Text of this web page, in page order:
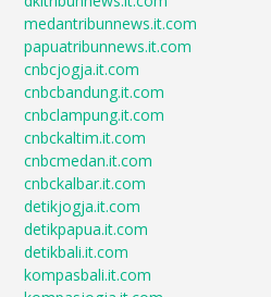
medantribunnews.it.com
papuatribunnews.it.com
cnbcjogja.it.com
cnbcbandung.it.com
cnbclampung.it.com
cnbckaltim.it.com
cnbcmedan.it.com
cnbckalbar.it.com
detikjogja.it.com
detikpapua.it.com
detikbali.it.com
kompasbali.it.com